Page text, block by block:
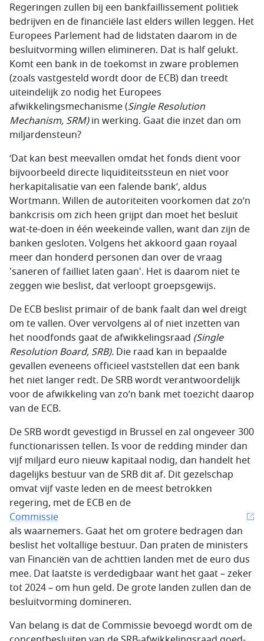
Regeringen zullen bij een bankfaillissement politiek
bedrijven en de financiële last elders willen leggen. Het
Europees Parlement had de lidstaten daarom in de
besluitvorming willen elimineren. Dat is half gelukt.
Komt een bank in de toekomst in zware problemen
(zoals vastgesteld wordt door de ECB) dan treedt
uiteindelijk zo nodig het Europees
afwikkelingsmechanisme (Single Resolution
Mechanism, SRM)in werking. Gaat die inzet dan om
miljardensteun?
‘Dat kan best meevallen omdat het fonds dient voor
bijvoorbeeld directe liquiditeitssteun en niet voor
herkapitalisatie van een falende bank’, aldus
Wortmann. Willen de autoriteiten voorkomen dat zo’n
bankcrisis om zich heen grijpt dan moet het besluit
wat-te-doen in één weekeinde vallen, want dan zijn de
banken gesloten. Volgens het akkoord gaan royaal
meer dan honderd personen dan over de vraag
'saneren of failliet laten gaan'. Het is daarom niet te
zeggen wie beslist, dat verloopt groepsgewijs.
De ECB beslist primair of de bank faalt dan wel dreigt
om te vallen. Over vervolgens al of niet inzetten van
het noodfonds gaat de afwikkelingsraad (Single
Resolution Board, SRB). Die raad kan in bepaalde
gevallen eveneens officieel vaststellen dat een bank
het niet langer redt. De SRB wordt verantwoordelijk
voor de afwikkeling van zo’n bank met toezicht daarop
van de ECB.
De SRB wordt gevestigd in Brussel en zal ongeveer 300
functionarissen tellen. Is voor de redding minder dan
vijf miljard euro nieuw kapitaal nodig, dan handelt het
dagelijks bestuur van de SRB dit af. Dit gezelschap
omvat vijf vaste leden en de meest betrokken
regering, met de ECB en de
Commissie
als waarnemers. Gaat het om grotere bedragen dan
beslist het voltallige bestuur. Dan praten de ministers
van Financiën van de achttien landen met de euro dus
mee. Dat laatste is verdedigbaar want het gaat – zeker
tot 2024 – om hun geld. De grote landen zullen dan de
besluitvorming domineren.
Van belang is dat de Commissie bevoegd wordt om de